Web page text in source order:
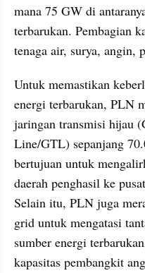
mana 75 GW di
terbarukan. Pembagian
tenaga air, surya, angin,
Untuk memastikan
energi terbarukan, PLN
jaringan transmisi hijau
Line/GTL) sepanjang
bertujuan untuk
daerah penghasil ke
Selain itu, PLN juga
grid untuk mengatasi
sumber energi
kapasitas pembangkit